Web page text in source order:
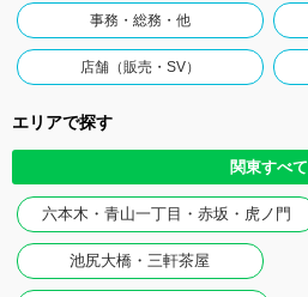
事務・総務・他
店舗（販売・SV）
エリアで探す
関東すべて
六本木・青山一丁目・赤坂・虎ノ門
池尻大橋・三軒茶屋